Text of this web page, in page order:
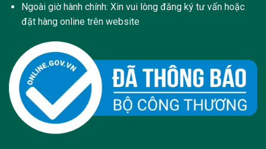
Ngoài giờ hành chính: Xin vui lòng đăng ký tư vấn hoặc
đặt hàng online trên website